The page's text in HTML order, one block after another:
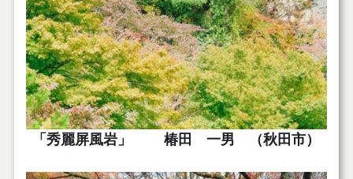
「秀麗屏風岩」 椿田 一男 （秋田市）